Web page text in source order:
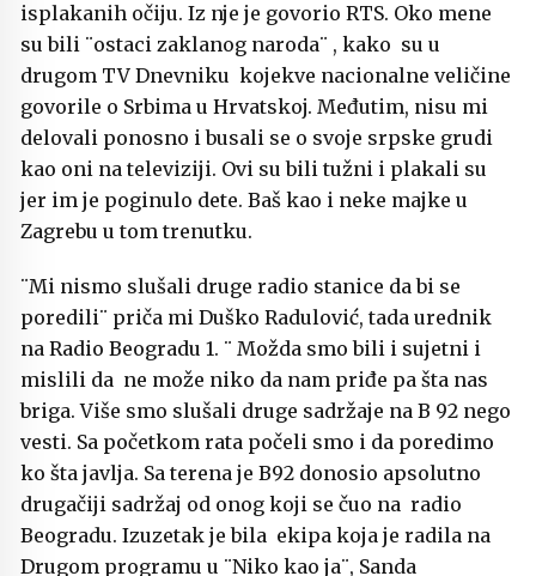
isplakanih očiju. Iz nje je govorio RTS. Oko mene
su bili ¨ostaci zaklanog naroda¨ , kako su u
drugom TV Dnevniku kojekve nacionalne veličine
govorile o Srbima u Hrvatskoj. Međutim, nisu mi
delovali ponosno i busali se o svoje srpske grudi
kao oni na televiziji. Ovi su bili tužni i plakali su
jer im je poginulo dete. Baš kao i neke majke u
Zagrebu u tom trenutku.
¨Mi nismo slušali druge radio stanice da bi se
poredili¨ priča mi Duško Radulović, tada urednik
na Radio Beogradu 1. ¨ Možda smo bili i sujetni i
mislili da ne može niko da nam priđe pa šta nas
briga. Više smo slušali druge sadržaje na B 92 nego
vesti. Sa početkom rata počeli smo i da poredimo
ko šta javlja. Sa terena je B92 donosio apsolutno
drugačiji sadržaj od onog koji se čuo na radio
Beogradu. Izuzetak je bila ekipa koja je radila na
Drugom programu u ¨Niko kao ja¨, Sanda